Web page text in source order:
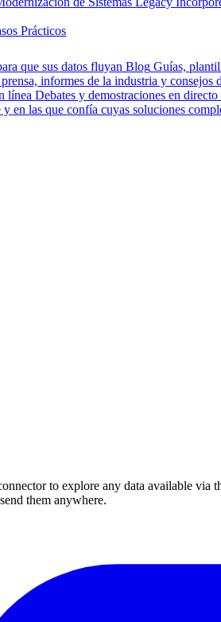
Prácticos
que sus datos fluyan Blog Guías,
informes de la industria y consejos
línea Debates y demostraciones en
y en las que confía cuyas soluciones
to explore any data available
them anywhere.